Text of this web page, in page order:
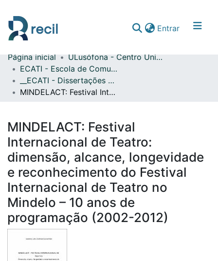
Entrar(current)
Comunidades & Coleções
Percorrer repositório
Página inicial
ULusófona - Centro Universitário de Lisboa
ECATI - Escola de Comunicação, Arquitetura, Artes e Tecnologias da Informação
__ECATI - Dissertações de Mestrado
MINDELACT: Festival Internacional de Teatro: dimensão, alcance, longevidade e reconhecimento do Festival Internacional de Teatro no Mindelo – 10 anos de programação (2002-2012)
MINDELACT: Festival
Internacional de Teatro:
dimensão, alcance, longevidade
e reconhecimento do Festival
Internacional de Teatro no
Mindelo – 10 anos de
programação (2002-2012)